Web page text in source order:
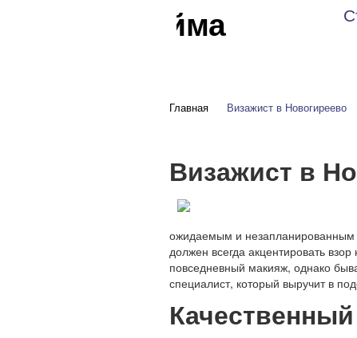
на дом Лайма
Главная Визажист в Новогиреево
Визажист в
ожидаемым и незапланированным
должен всегда акцентировать
повседневный макияж, однако
специалист, который выручит в